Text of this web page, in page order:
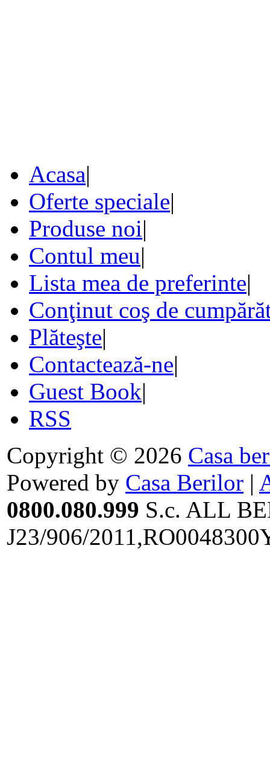
Acasa|
Oferte speciale|
Produse noi|
Contul meu|
Lista mea de preferinte|
Conţinut coş de
Plăteşte|
Contactează-ne|
Guest Book|
RSS
Copyright © 2026 Casa
Powered by Casa Berilor |
0800.080.999 S.c. ALL
J23/906/